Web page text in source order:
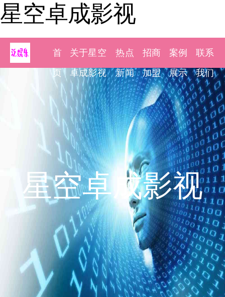
星空卓成影视
首
页
关于星空
卓成影视
热点
新闻
招商
加盟
案例
展示
联系
我们
星空卓成影视